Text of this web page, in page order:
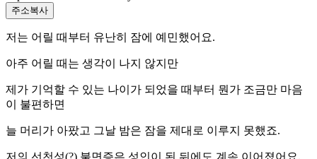
주소복사
저는 어릴 때부터 유난히 잠에 예민했어요.
아주 어릴 때는 생각이 나지 않지만
제가 기억할 수 있는 나이가 되었을 때부터 뭔가 조금만 마음
이 불편하면
늘 머리가 아팠고 그날 밤은 잠을 제대로 이루지 못했죠.
저의 선천성(?) 불면증은 성인이 된 뒤에도 계속 이어졌어요.